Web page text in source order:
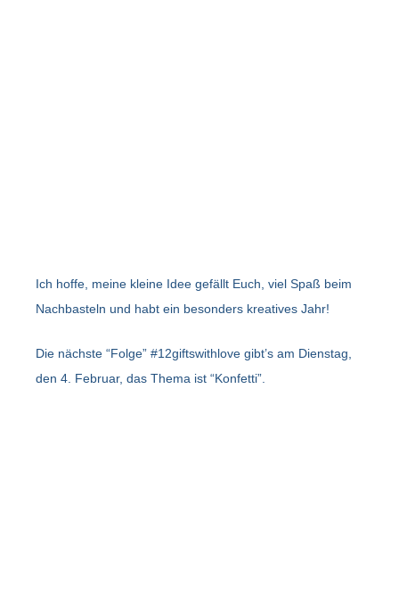
Ich hoffe, meine kleine Idee gefällt Euch, viel Spaß beim
Nachbasteln und habt ein besonders kreatives Jahr!
Die nächste “Folge” #12giftswithlove gibt’s am Dienstag,
den 4. Februar, das Thema ist “Konfetti”.